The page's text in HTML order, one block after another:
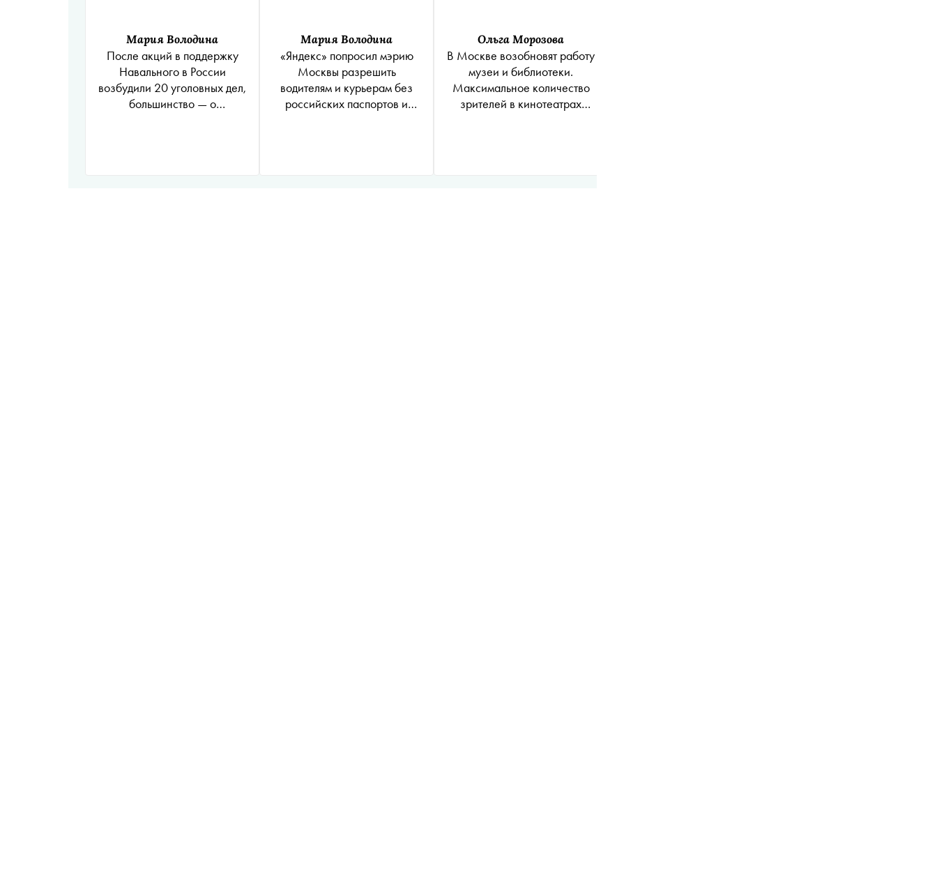
Мария Володина
После акций в поддержку
Навального в России
возбудили 20 уголовных дел,
большинство — о
Мария Володина
«Яндекс» попросил мэрию
Москвы разрешить
водителям и курьерам без
российских паспортов и
Ольга Морозова
В Москве возобновят работу
музеи и библиотеки.
Максимальное количество
зрителей в кинотеатрах